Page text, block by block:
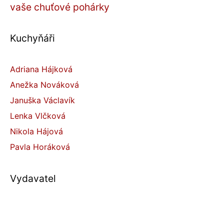
vaše chuťové pohárky
Kuchyňáři
Adriana Hájková
Anežka Nováková
Januška Václavík
Lenka Vlčková
Nikola Hájová
Pavla Horáková
Vydavatel